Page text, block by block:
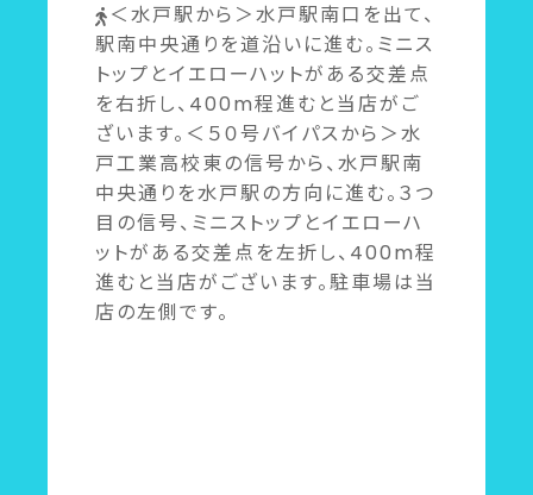
＜水戸駅から＞水戸駅南口を出て、
駅南中央通りを道沿いに進む。ミニス
トップとイエローハットがある交差点
を右折し、400m程進むと当店がご
ざいます。＜５０号バイパスから＞水
戸工業高校東の信号から、水戸駅南
中央通りを水戸駅の方向に進む。３つ
目の信号、ミニストップとイエローハ
ットがある交差点を左折し、400m程
進むと当店がございます。駐車場は当
店の左側です。